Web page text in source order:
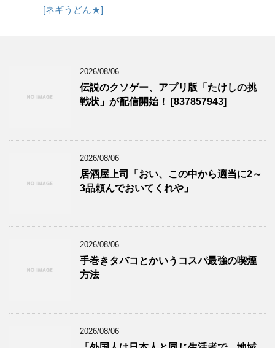
[ネギうどん★]
2026/08/06
伝説のクソゲー、アプリ版「たけしの挑
戦状」が配信開始！ [837857943]
2026/08/06
居酒屋上司「おい、この中から適当に2～
3品頼んでおいてくれや」
2026/08/06
手巻きタバコとかいうコスパ最強の喫煙
方法
2026/08/06